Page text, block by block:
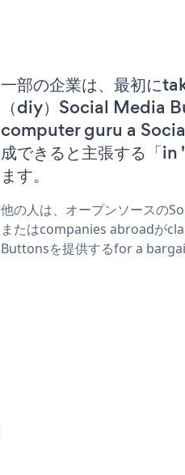
一部の企業は、最初に
（diy）Social Media
computer guru a
成できると主張する「
ます。
他の人は、オープンソースの
またはcompanies abroadが
Buttonsを提供するfor a